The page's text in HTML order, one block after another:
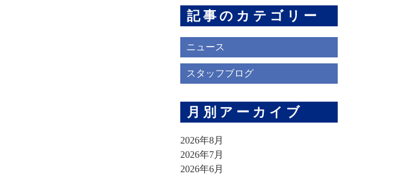
記事のカテゴリー
ニュース
スタッフブログ
月別アーカイブ
2026年8月
2026年7月
2026年6月